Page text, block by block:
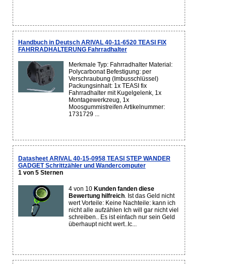
Handbuch in Deutsch ARIVAL 40-11-6520 TEASI FIX
FAHRRADHALTERUNG Fahrradhalter
Merkmale Typ: Fahrradhalter Material:
Polycarbonat Befestigung: per
Verschraubung (Imbusschlüssel)
Packungsinhalt: 1x TEASI fix
Fahrradhalter mit Kugelgelenk, 1x
Montagewerkzeug, 1x
Moosgummistreifen Artikelnummer:
1731729 ...
Datasheet ARIVAL 40-15-0958 TEASI STEP WANDER
GADGET Schrittzähler und Wandercomputer
1 von 5 Sternen
4 von 10 Kunden fanden diese
Bewertung hilfreich. Ist das Geld nicht
wert Vorteile: Keine Nachteile: kann ich
nicht alle aufzählen Ich will gar nicht viel
schreiben.. Es ist einfach nur sein Geld
überhaupt nicht wert..Ic...